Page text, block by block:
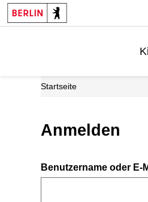
Startseite
Anmelden
Benutzername oder E-